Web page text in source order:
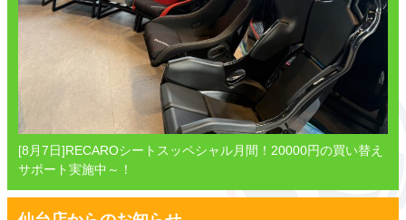
[8月7日]RECAROシートスッペシャル月間！20000円の買い替え
サポート実施中～！